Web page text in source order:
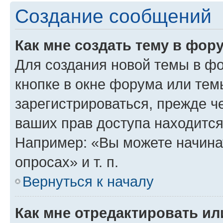
Создание сообщений
Как мне создать тему в
Для создания новой темы в
кнопке в окне форума или
зарегистрироваться, прежде
ваших прав доступа
Например: «Вы можете
опросах» и т. п.
Вернуться к началу
Как мне отредактировать